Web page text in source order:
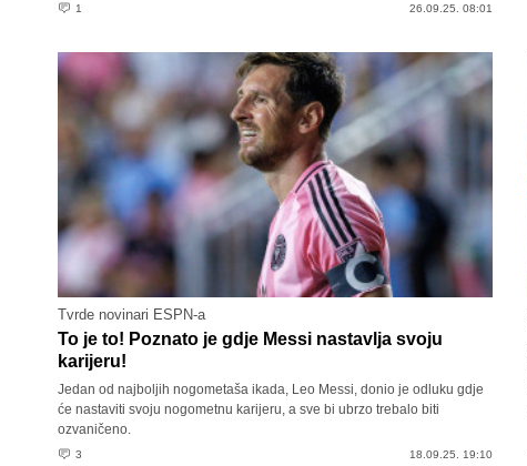
1 26.09.25. 08:01
Tvrde novinari ESPN-a
To je to! Poznato je gdje Messi nastavlja svoju
karijeru!
Jedan od najboljih nogometaša ikada, Leo Messi, donio je odluku gdje
će nastaviti svoju nogometnu karijeru, a sve bi ubrzo trebalo biti
ozvaničeno.
3 18.09.25. 19:10